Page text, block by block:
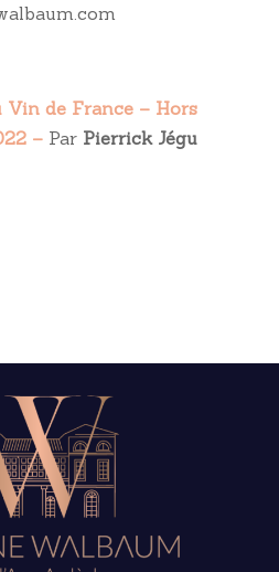
Vin de France – Hors
– Par Pierrick Jégu